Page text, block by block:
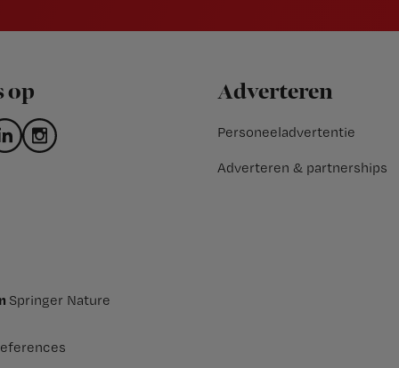
op Adverteren
Personeeladvertentie
Adverteren & partnerships
Springer Nature